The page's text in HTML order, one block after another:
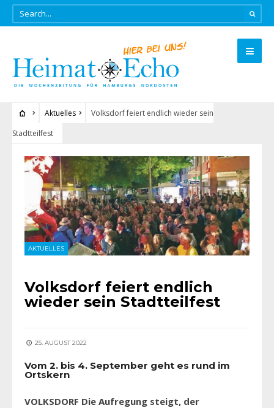
Aktuelles
Volksdorf feiert endlich wieder sein
Stadtteilfest
AKTUELLES
Volksdorf feiert endlich
wieder sein Stadtteilfest
25. AUGUST 2022
Vom 2. bis 4. September geht es rund im
Ortskern
VOLKSDORF Die Aufregung steigt, der